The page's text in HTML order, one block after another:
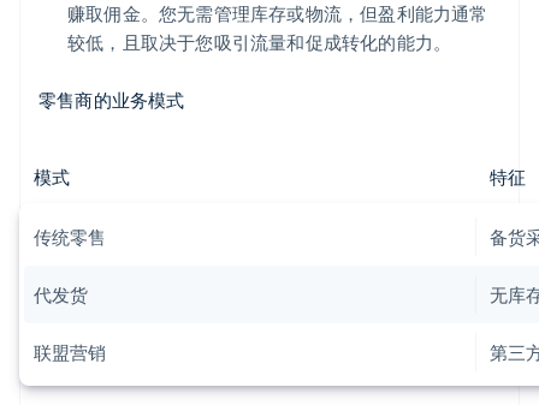
赚取佣金。您无需管理库存或物流，但盈利能力通常
较低，且取决于您吸引流量和促成转化的能力。
零售商的业务模式
模式 特征
传统零售 备货
代发货 无库
联盟营销 第三